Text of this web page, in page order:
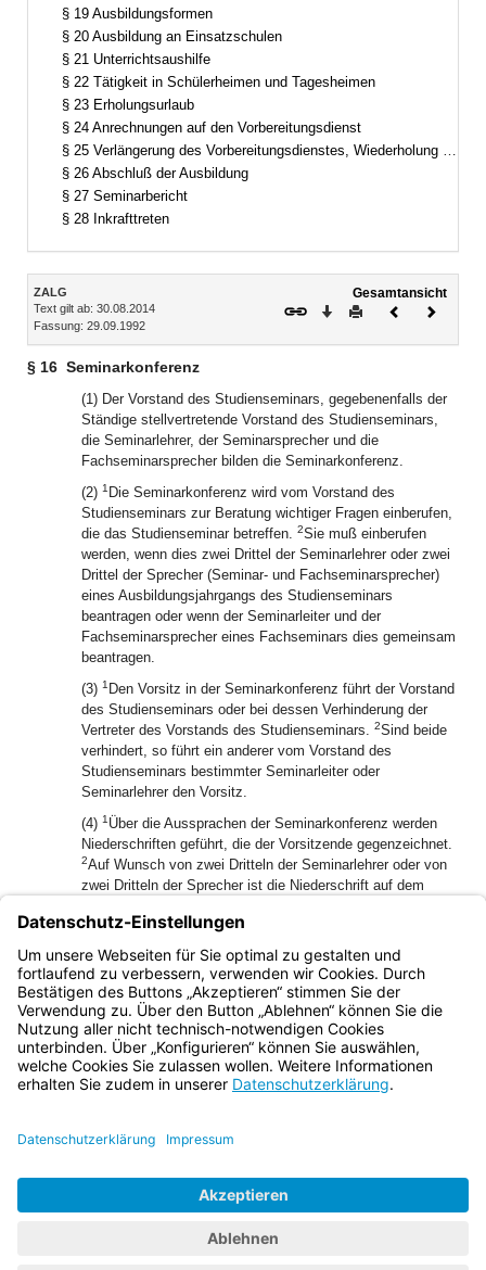
§ 19 Ausbildungsformen
§ 20 Ausbildung an Einsatzschulen
§ 21 Unterrichtsaushilfe
§ 22 Tätigkeit in Schülerheimen und Tagesheimen
§ 23 Erholungsurlaub
§ 24 Anrechnungen auf den Vorbereitungsdienst
§ 25 Verlängerung des Vorbereitungsdienstes, Wiederholung einzelner Ausbildungsabschnitte
§ 26 Abschluß der Ausbildung
§ 27 Seminarbericht
§ 28 Inkrafttreten
Inhalt
ZALG
Text gilt ab: 30.08.2014
Fassung: 29.09.1992
Gesamtansicht
Download
DruckenVorheriges
§ 16 Seminarkonferenz
(1) Der Vorstand des Studienseminars, gegebenenfalls der
Ständige stellvertretende Vorstand des Studienseminars,
die Seminarlehrer, der Seminarsprecher und die
Fachseminarsprecher bilden die Seminarkonferenz.
(2) 1 Die Seminarkonferenz wird vom Vorstand des
Studienseminars zur Beratung wichtiger Fragen einberufen,
die das Studienseminar betreffen. 2Sie muß einberufen
werden, wenn dies zwei Drittel der Seminarlehrer oder zwei
Drittel der Sprecher (Seminar- und Fachseminarsprecher)
eines Ausbildungsjahrgangs des Studienseminars
beantragen oder wenn der Seminarleiter und der
Fachseminarsprecher eines Fachseminars dies gemeinsam
beantragen.
(3) 1 Den Vorsitz in der Seminarkonferenz führt der Vorstand
des Studienseminars oder bei dessen Verhinderung der
Vertreter des Vorstands des Studienseminars. 2Sind beide
verhindert, so führt ein anderer vom Vorstand des
Studienseminars bestimmter Seminarleiter oder
Seminarlehrer den Vorsitz.
(4) 1Über die Aussprachen der Seminarkonferenz werden
Niederschriften geführt, die der Vorsitzende gegenzeichnet.
2Auf Wunsch von zwei Dritteln der Seminarlehrer oder von
zwei Dritteln der Sprecher ist die Niederschrift auf dem
(5) Wenn an der Schule nur ein oder zwei Fachseminare
bestehen, so ist statt „zwei Drittel der Sprecher“ zu setzen:
„zwei Drittel der Studienreferendare“.
Bayern.de
BayernPortal
Impressum